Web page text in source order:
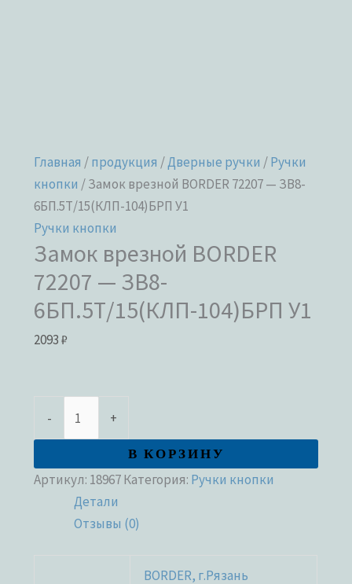
Главная /продукция /Дверные ручки /Ручки
кнопки / Замок врезной BORDER 72207 — ЗВ8-
6БП.5Т/15(КЛП-104)БРП У1
Ручки кнопки
Замок врезной BORDER
72207 — ЗВ8-
6БП.5Т/15(КЛП-104)БРП У1
2093₽
- +
В КОРЗИНУ
Артикул: 18967Категория: Ручки кнопки
Детали
Отзывы (0)
BORDER, г.Рязань